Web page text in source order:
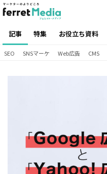
記事 特集 お役立ち資料
SEO SNSマーケ Web広告 CMS